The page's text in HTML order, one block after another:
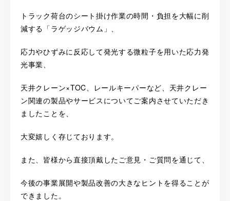
トラック荷台のシート掛け作業の時間・負担を大幅に削
減する「ラゲッジバウム」、
応力やひずみに反応して発光する微粒子を用いた応力発
光事業、
天井クレーン×TOC、レールキーパーなど、天井クレー
ン関連の製品やサービスについてご案内させていただき
ましたことを、
大変嬉しく存じております。
また、皆様から直接頂戴したご意見・ご質問を通じて、
今後の事業展開や製品改善の大きなヒントを得ることが
できました。